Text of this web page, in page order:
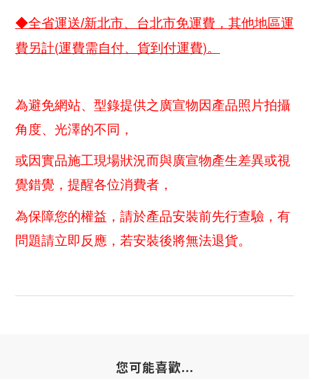
◆全省運送/新北市、台北市免運費，其他地區運
費另計(運費需自付、貨到付運費)。
為避免網站、型錄提供之廣宣物因產品照片拍攝
角度、光澤的不同，
或因實品施工現場狀況而與廣宣物產生差異或視
覺錯覺，提醒各位消費者，
為保障您的權益，請於產品安裝前先行查驗，有
問題請立即反應，若安裝後將無法退貨。
您可能喜歡...